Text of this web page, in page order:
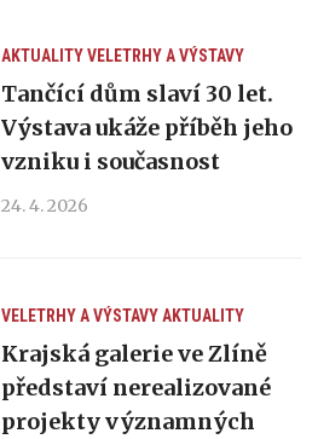
AKTUALITYVELETRHY A VÝSTAVY
Tančící dům slaví 30 let.
Výstava ukáže příběh jeho
vzniku i současnost
24. 4. 2026
VELETRHY A VÝSTAVYAKTUALITY
Krajská galerie ve Zlíně
představí nerealizované
projekty významných